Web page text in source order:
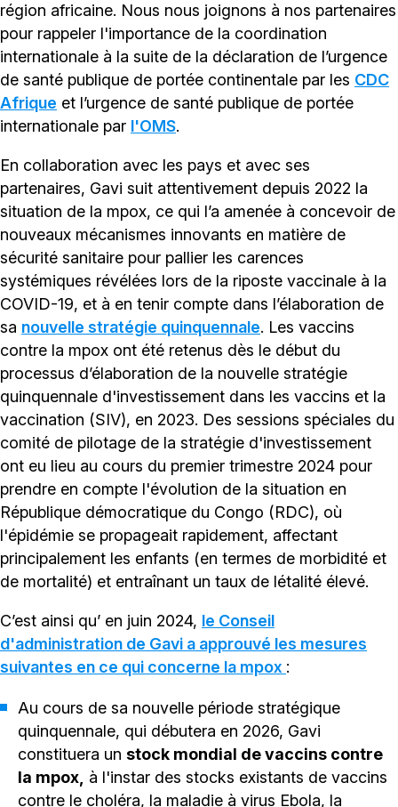
région africaine. Nous nous joignons à nos partenaires
pour rappeler l'importance de la coordination
internationale à la suite de la déclaration de l’urgence
de santé publique de portée continentale par les CDC
Afrique et l’urgence de santé publique de portée
internationale par l'OMS.
En collaboration avec les pays et avec ses
partenaires, Gavi suit attentivement depuis 2022 la
situation de la mpox, ce qui l’a amenée à concevoir de
nouveaux mécanismes innovants en matière de
sécurité sanitaire pour pallier les carences
systémiques révélées lors de la riposte vaccinale à la
COVID-19, et à en tenir compte dans l’élaboration de
sa nouvelle stratégie quinquennale. Les vaccins
contre la mpox ont été retenus dès le début du
processus d’élaboration de la nouvelle stratégie
quinquennale d'investissement dans les vaccins et la
vaccination (SIV), en 2023. Des sessions spéciales du
comité de pilotage de la stratégie d'investissement
ont eu lieu au cours du premier trimestre 2024 pour
prendre en compte l'évolution de la situation en
République démocratique du Congo (RDC), où
l'épidémie se propageait rapidement, affectant
principalement les enfants (en termes de morbidité et
de mortalité) et entraînant un taux de létalité élevé.
C’est ainsi qu’ en juin 2024, le Conseil
d'administration de Gavi a approuvé les mesures
suivantes en ce qui concerne la mpox :
Au cours de sa nouvelle période stratégique
quinquennale, qui débutera en 2026, Gavi
constituera un stock mondial de vaccins contre
la mpox, à l'instar des stocks existants de vaccins
contre le choléra, la maladie à virus Ebola, la